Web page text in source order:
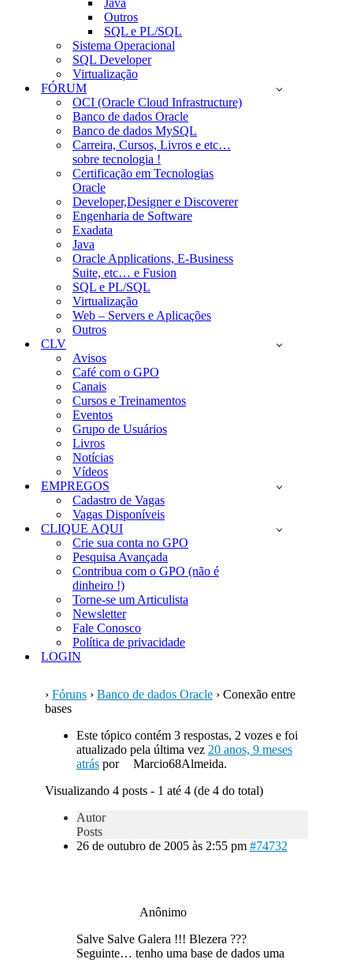
Java
Outros
SQL e PL/SQL
Sistema Operacional
SQL Developer
Virtualização
FÓRUM
OCI (Oracle Cloud Infrastructure)
Banco de dados Oracle
Banco de dados MySQL
Carreira, Cursos, Livros e etc…
sobre tecnologia !
Certificação em Tecnologias
Oracle
Developer,Designer e Discoverer
Engenharia de Software
Exadata
Java
Oracle Applications, E-Business
Suite, etc… e Fusion
SQL e PL/SQL
Virtualização
Web – Servers e Aplicações
Outros
CLV
Avisos
Café com o GPO
Canais
Cursos e Treinamentos
Eventos
Grupo de Usuários
Livros
Notícias
Vídeos
EMPREGOS
Cadastro de Vagas
Vagas Disponíveis
CLIQUE AQUI
Crie sua conta no GPO
Pesquisa Avançada
Contribua com o GPO (não é
dinheiro !)
Torne-se um Articulista
Newsletter
Fale Conosco
Política de privacidade
LOGIN
› Fóruns › Banco de dados Oracle › Conexão entre
bases
Este tópico contém 3 respostas, 2 vozes e foi
atualizado pela última vez 20 anos, 9 meses
atráspor
Marcio68Almeida.
Visualizando 4 posts - 1 até 4 (de 4 do total)
Autor
Posts
26 de outubro de 2005 às 2:55 pm #74732
Anônimo
Salve Salve Galera !!! Blezera ???
Seguinte… tenho uma base de dados uma